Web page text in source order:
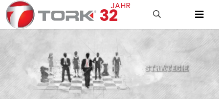
32.
JAHR